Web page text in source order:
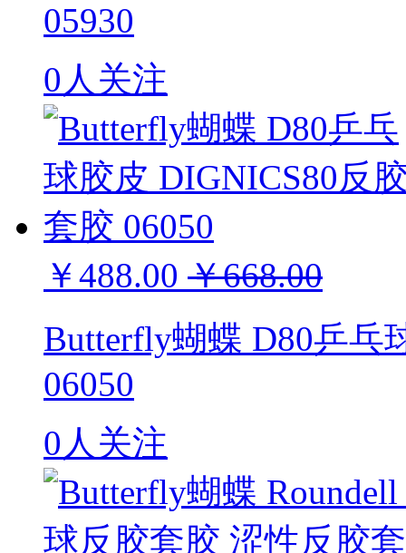
05930
0人关注
￥488.00 ￥668.00
Butterfly蝴蝶 D80乒乓
06050
0人关注